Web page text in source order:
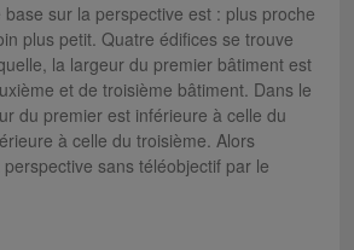
sur la perspective est : plus proche
plus petit. Quatre édifices se trouve
la largeur du premier bâtiment est
et de troisième bâtiment. Dans le
du premier est inférieure à celle du
à celle du troisième. Alors
sans téléobjectif par le